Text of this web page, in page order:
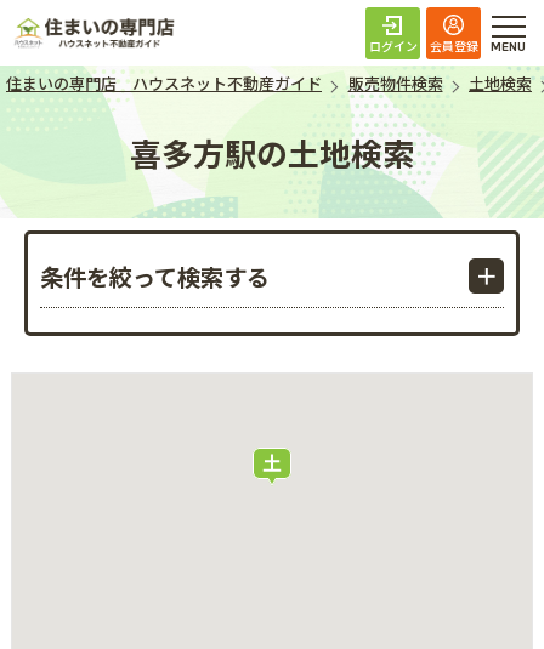
住まいの専門店 ハ
ログイン 会員登録
住まいの専門店 ハウスネット不動産ガイド 販売物件検索 土地検索
喜多方駅の土地検索
条件を絞って検索する